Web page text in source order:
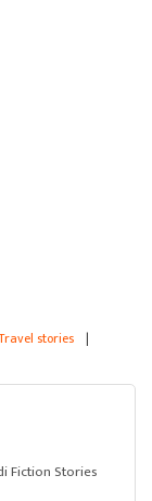
stories |
Fiction Stories